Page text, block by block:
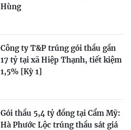
Hùng
Công ty T&P trúng gói thầu gần
17 tỷ tại xã Hiệp Thạnh, tiết kiệm
1,5% [Kỳ 1]
Gói thầu 5,4 tỷ đồng tại Cẩm Mỹ:
Hà Phước Lộc trúng thầu sát giá